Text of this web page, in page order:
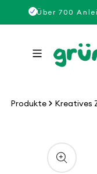
Direkt
zum
Über 700
Produkte Kreatives